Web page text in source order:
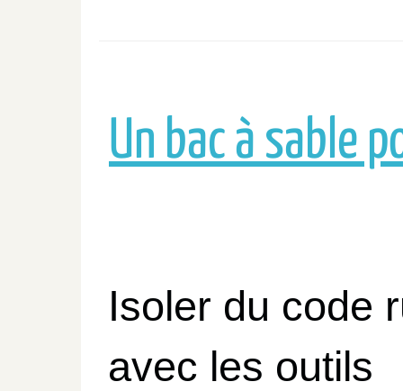
Un bac à sable
Isoler du code
avec les outils